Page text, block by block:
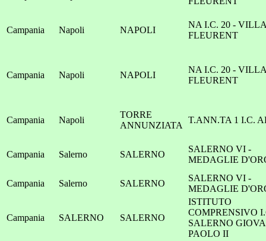
Campania Napoli NAPOLI
NA I.C. 20 - VILLA
FLEURENT
Campania Napoli NAPOLI
NA I.C. 20 - VILLA
FLEURENT
Campania Napoli
TORRE
ANNUNZIATA
T.ANN.TA 1 I.C.
Campania Salerno SALERNO
SALERNO VI -
MEDAGLIE
Campania Salerno SALERNO
SALERNO VI -
MEDAGLIE
Campania SALERNO SALERNO
ISTITUTO
COMPRENSIVO
SALERNO
PAOLO II